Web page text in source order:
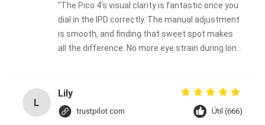
"The Pico 4's visual clarity is fantastic once you
dial in the IPD correctly. The manual adjustment
is smooth, and finding that sweet spot makes
all the difference. No more eye strain during long
fantastic once you dial in the IPD correctly. The
manual adjustment is smooth, and finding that
sweet spot makes all the difference. No more
L
Lily
trustpilot.com Útil (666)